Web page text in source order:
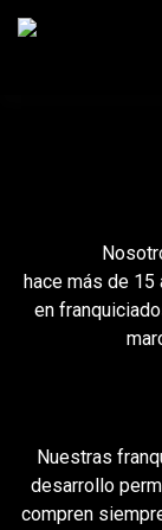
hace más de
en
Nuestras
desarrollo
compren